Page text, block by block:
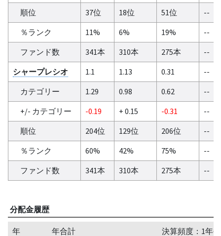
順位
37位 18位 51位
--
％ランク
11% 6% 19%
--
ファンド数
341本 310本 275本
--
シャープレシオ
1.1 1.13 0.31
--
カテゴリー
1.29 0.98 0.62
--
+/- カテゴリー
-0.19 + 0.15 -0.31
--
順位
204位 129位 206位
--
％ランク
60% 42% 75%
--
ファンド数
341本 310本 275本 --
分配金履歴
年 年合計 決算頻度：1年